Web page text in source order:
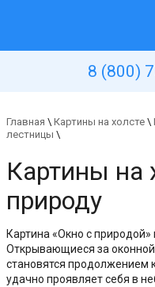
8 (800)
Главная \ Картины на холсте \
лестницы \
Картины на
природу
Картина «Окно с
Открывающиеся за
становятся продолжением
удачно проявляет себя в